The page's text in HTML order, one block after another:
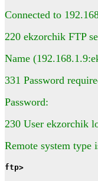
Connected to
220 ekzorchik FTP
Name
331 Password
Password:
230 User ekzorchik
Remote system type
ftp>